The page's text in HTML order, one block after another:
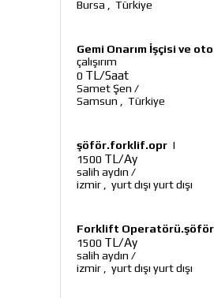
Bursa
Türkiye
Gemi Onarım İşçisi ve oto
çalışırım
0 TL/Saat
Samet Şen /
Samsun
Türkiye
şöför.forklif.opr |
1500 TL/Ay
salih aydın /
izmir
yurt dışı yurt dışı
Forklift Operatörü.şöför
1500 TL/Ay
salih aydın /
izmir
yurt dışı yurt dışı